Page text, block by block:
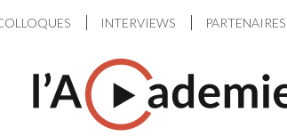
INTERVIEWS PARTENAIRES